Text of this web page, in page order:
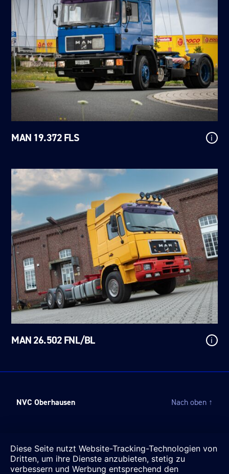
MAN 19.372 FLS i
MAN 26.502 FNL/BL i
NVC Oberhausen Nach oben ↑
Diese Seite nutzt Website-Tracking-Technologien von
Dritten, um ihre Dienste anzubieten, stetig zu
verbessern und Werbung entsprechend den